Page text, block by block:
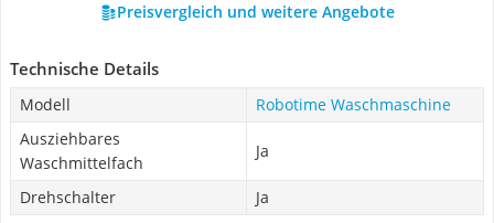
Preisvergleich und weitere Angebote
Technische Details
Modell
Robotime Waschmaschine
Ausziehbares
Waschmittelfach
Ja
Drehschalter Ja